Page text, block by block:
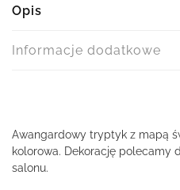
Opis
Informacje dodatkowe
Awangardowy tryptyk z mapą
kolorowa. Dekorację polecamy
salonu.